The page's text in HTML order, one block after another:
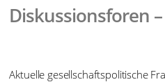
Diskussionsforen
Aktuelle gesellschaftspolitische